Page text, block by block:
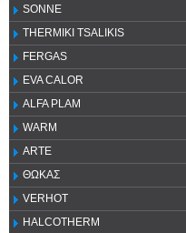
SONNE
THERMIKI TSALIKIS
FERGAS
EVA CALOR
ALFA PLAM
WARM
ARTE
ΘΩΚΑΣ
VERHOT
HALCOTHERM